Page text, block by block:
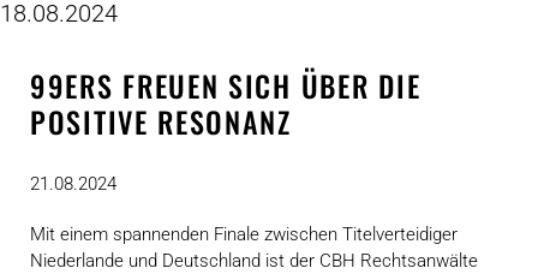
99ERS FREUEN SICH ÜBER DIE
POSITIVE RESONANZ
21.08.2024
Mit einem spannenden Finale zwischen Titelverteidiger
Niederlande und Deutschland ist der CBH Rechtsanwälte